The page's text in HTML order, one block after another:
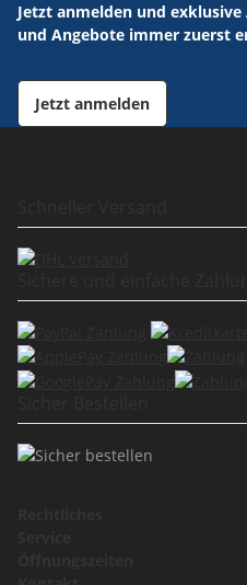
Jetzt anmelden und
und Angebote immer zuerst
Jetzt anmelden